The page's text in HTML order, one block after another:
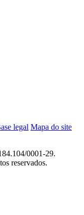
legal Mapa do site
0001-29.
reservados.